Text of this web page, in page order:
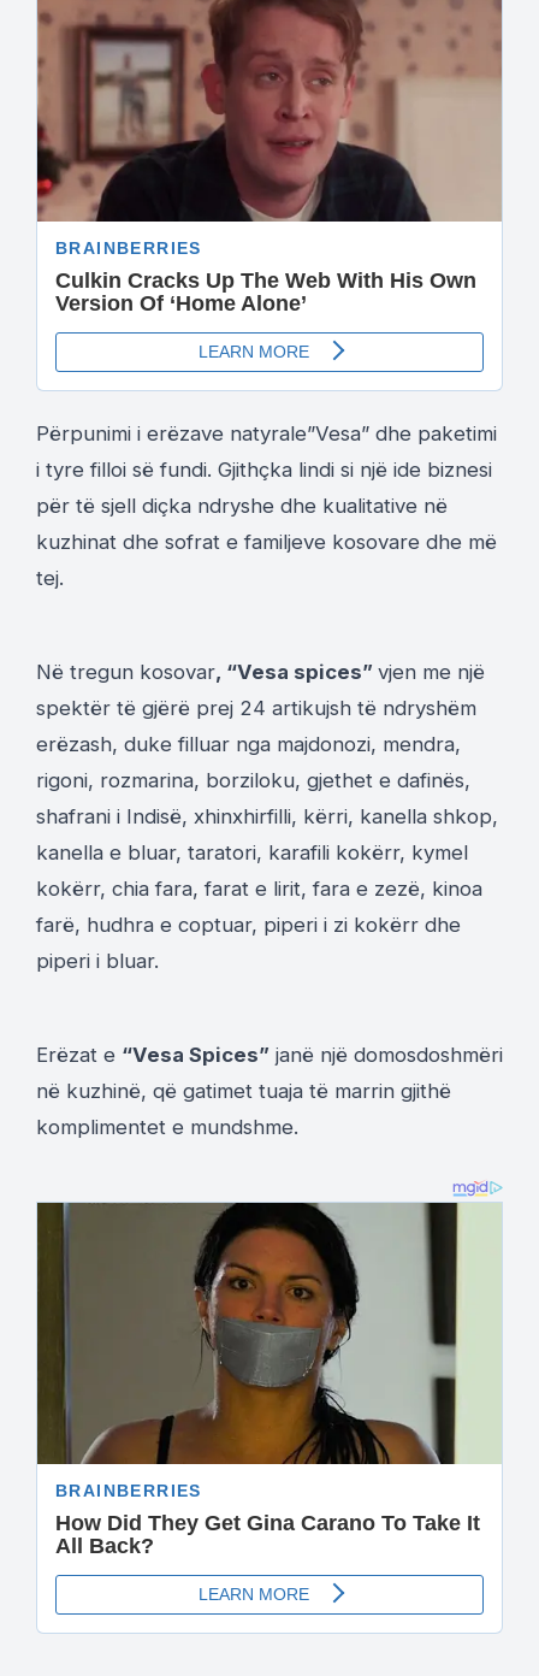
Përpunimi i erëzave natyrale”Vesa” dhe paketimi
i tyre filloi së fundi. Gjithçka lindi si një ide biznesi
për të sjell diçka ndryshe dhe kualitative në
kuzhinat dhe sofrat e familjeve kosovare dhe më
tej.
Në tregun kosovar, “Vesa spices” vjen me një
spektër të gjërë prej 24 artikujsh të ndryshëm
erëzash, duke filluar nga majdonozi, mendra,
rigoni, rozmarina, borziloku, gjethet e dafinës,
shafrani i Indisë, xhinxhirfilli, kërri, kanella shkop,
kanella e bluar, taratori, karafili kokërr, kymel
kokërr, chia fara, farat e lirit, fara e zezë, kinoa
farë, hudhra e coptuar, piperi i zi kokërr dhe
piperi i bluar.
Erëzat e “Vesa Spices” janë një domosdoshmëri
në kuzhinë, që gatimet tuaja të marrin gjithë
komplimentet e mundshme.